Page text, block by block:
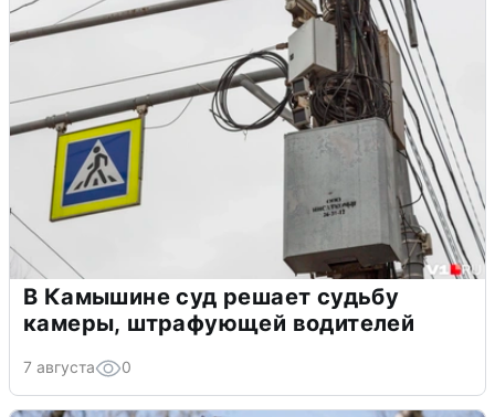
В Камышине суд решает судьбу
камеры, штрафующей водителей
7 августа 0